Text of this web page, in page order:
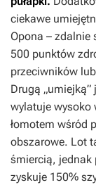
ciekawe
Opona – zdalnie
500 punktów
przeciwników
Drugą
wylatuje wysoko
łomotem wśród
obszarowe. Lot
śmiercią, jednak
zyskuje 150%